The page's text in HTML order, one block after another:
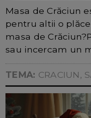
Masa de Crăciun
pentru altii o
masa de
sau incercam un
TEMA: CRACIUN,